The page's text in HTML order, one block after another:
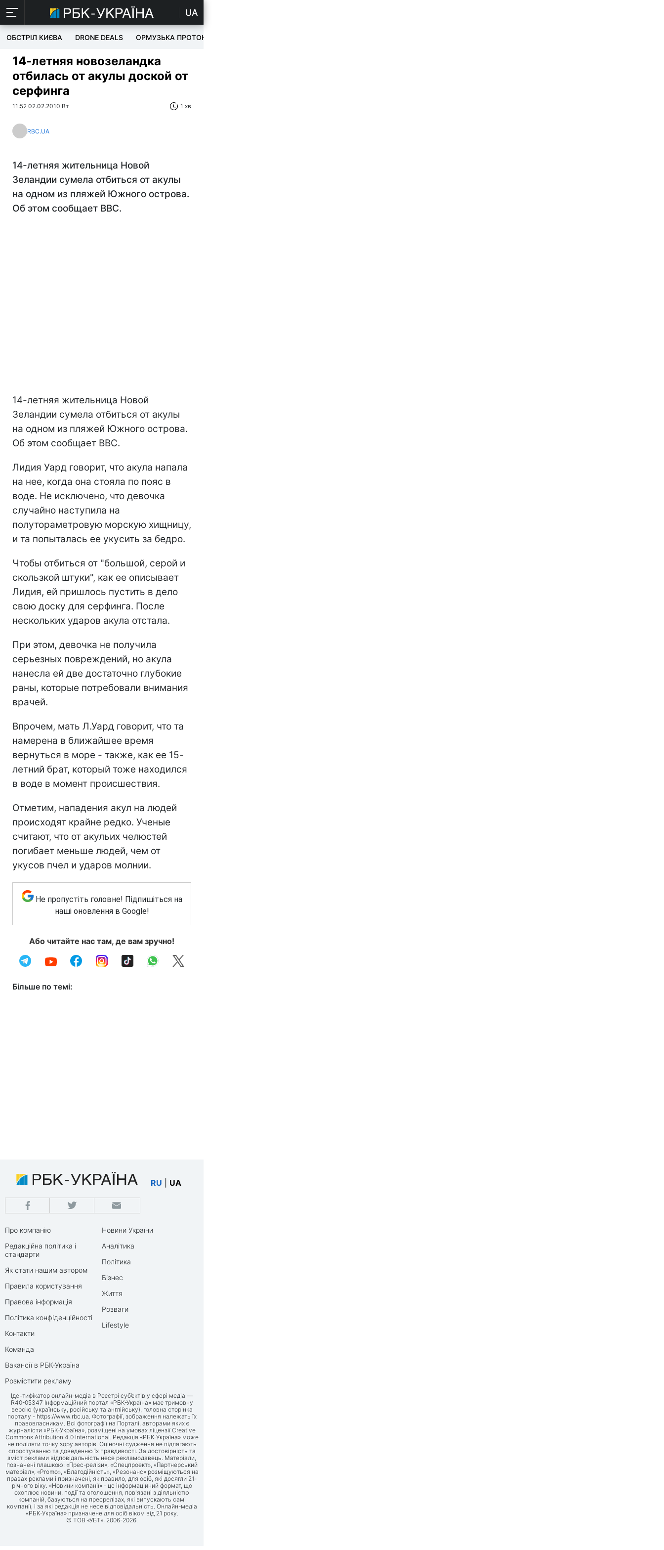
UA
ОБСТРІЛ КИЄВА DRONE DEALS ОРМУЗЬКА ПРОТОКА
14-летняя новозеландка
отбилась от акулы доской от
серфинга
11:52 02.02.2010 Вт 1 хв
RBC.UA
14-летняя жительница Новой
Зеландии сумела отбиться от акулы
на одном из пляжей Южного острова.
Об этом сообщает ВВС.
14-летняя жительница Новой
Зеландии сумела отбиться от акулы
на одном из пляжей Южного острова.
Об этом сообщает ВВС.
Лидия Уард говорит, что акула напала
на нее, когда она стояла по пояс в
воде. Не исключено, что девочка
случайно наступила на
полутораметровую морскую хищницу,
и та попыталась ее укусить за бедро.
Чтобы отбиться от "большой, серой и
скользкой штуки", как ее описывает
Лидия, ей пришлось пустить в дело
свою доску для серфинга. После
нескольких ударов акула отстала.
При этом, девочка не получила
серьезных повреждений, но акула
нанесла ей две достаточно глубокие
раны, которые потребовали внимания
врачей.
Впрочем, мать Л.Уард говорит, что та
намерена в ближайшее время
вернуться в море - также, как ее 15-
летний брат, который тоже находился
в воде в момент происшествия.
Отметим, нападения акул на людей
происходят крайне редко. Ученые
считают, что от акульих челюстей
погибает меньше людей, чем от
укусов пчел и ударов молнии.
Не пропустіть головне! Підпишіться на
наші оновлення в Google!
Або читайте нас там, де вам зручно!
Більше по темі:
RU UA
Про компанію
Редакційна політика і
стандарти
Як стати нашим автором
Правила користування
Правова інформація
Політика конфіденційності
Контакти
Команда
Вакансії в РБК-Україна
Розмістити рекламу
Новини України
Аналітика
Політика
Бізнес
Життя
Розваги
Lifestyle
Ідентифікатор онлайн-медіа в Реєстрі суб’єктів у сфері медіа —
R40-05347 Інформаційний портал «РБК-Україна» має тримовну
версію (українську, російську та англійську), головна сторінка
порталу - https://www.rbc.ua. Фотографії, зображення належать їх
правовласникам. Всі фотографії на Порталі, авторами яких є
журналісти «РБК-Україна», розміщені на умовах ліцензії Creative
Commons Attribution 4.0 International. Редакція «РБК-Україна» може
не поділяти точку зору авторів. Оціночні судження не підлягають
спростуванню та доведенню їх правдивості. За достовірність та
зміст реклами відповідальність несе рекламодавець. Матеріали,
позначені плашкою: «Прес-релізи», «Спецпроект», «Партнерський
матеріал», «Promo», «Благодійність», «Резонанс» розміщуються на
правах реклами і призначені, як правило, для осіб, які досягли 21-
річного віку. «Новини компанії» - це інформаційний формат, що
охоплює новини, події та оголошення, пов'язані з діяльністю
компаній, базуються на пресрелізах, які випускають самі
компанії, і за які редакція не несе відповідальність. Онлайн-медіа
«РБК-Україна» призначене для осіб віком від 21 року.
© ТОВ «УБТ», 2006-2026.